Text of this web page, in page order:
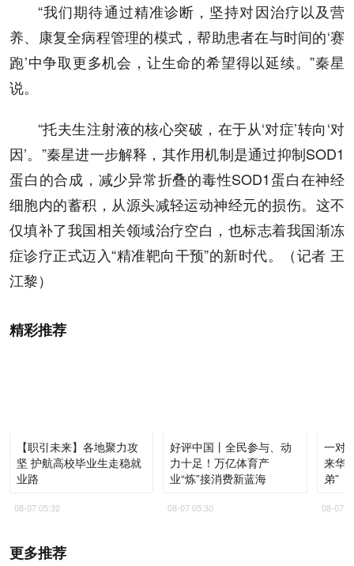
“我们期待通过精准诊断，坚持对因治疗以及营
养、康复全病程管理的模式，帮助患者在与时间的‘赛
跑’中争取更多机会，让生命的希望得以延续。”秦星
说。
“托夫生注射液的核心突破，在于从‘对症’转向‘对
因’。”秦星进一步解释，其作用机制是通过抑制SOD1
蛋白的合成，减少异常折叠的毒性SOD1蛋白在神经
细胞内的蓄积，从源头减轻运动神经元的损伤。这不
仅填补了我国相关领域治疗空白，也标志着我国渐冻
症诊疗正式迈入“精准靶向干预”的新时代。（记者 王
江黎）
精彩推荐
【职引未来】各地聚力攻
坚 护航高校毕业生走稳就
业路
08-07 05:32
好评中国丨全民参与、动
力十足！万亿体育产
业“炼”接消费新蓝海
08-07 05:30
一对
来华
弟”
08-07
更多推荐